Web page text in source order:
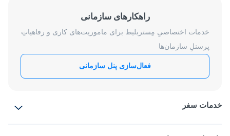
راهکارهای سازمانی
خدمات اختصاصیِ مِستربلیط برای ماموریت‌های کاری و رفاهیاتِ
پرسنلِ سازمان‌ها
فعال‌سازی پنل سازمانی
خدمات سفر